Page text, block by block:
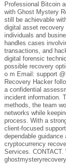
Professional Bitcoin
with Ghost Mystery
still be achievable
digital asset
individuals and
handles cases
transactions, and
digital forensic
possible recovery
o m Email: support
Recovery Hacker
a confidential
incident information.
methods, the team
networks while
process. With a
client-focused
dependable
cryptocurrency
Services.